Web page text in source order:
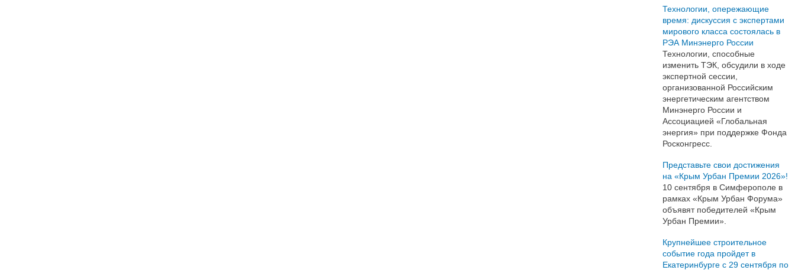
Технологии, опережающие
время: дискуссия с экспертами
мирового класса состоялась в
РЭА Минэнерго России
Технологии, способные
изменить ТЭК, обсудили в ходе
экспертной сессии,
организованной Российским
энергетическим агентством
Минэнерго России и
Ассоциацией «Глобальная
энергия» при поддержке Фонда
Росконгресс.
Представьте свои достижения
на «Крым Урбан Премии 2026»!
10 сентября в Симферополе в
рамках «Крым Урбан Форума»
объявят победителей «Крым
Урбан Премии».
Крупнейшее строительное
событие года пройдет в
Екатеринбурге с 29 сентября по